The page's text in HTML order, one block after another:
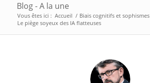
Blog - A la une
Vous êtes ici : Accueil / Biais cognitifs et sophismes
Le piège soyeux des IA flatteuses